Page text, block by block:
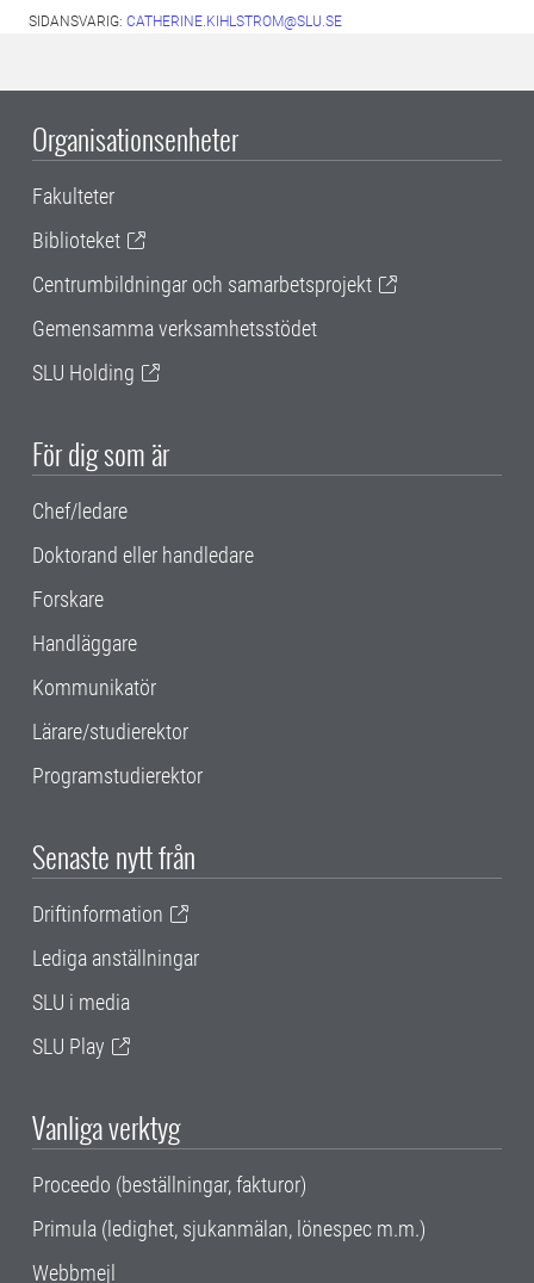
SIDANSVARIG: CATHERINE.KIHLSTROM@SLU.SE
Organisationsenheter
Fakulteter
Biblioteket
Centrumbildningar och samarbetsprojekt
Gemensamma verksamhetsstödet
SLU Holding
För dig som är
Chef/ledare
Doktorand eller handledare
Forskare
Handläggare
Kommunikatör
Lärare/studierektor
Programstudierektor
Senaste nytt från
Driftinformation
Lediga anställningar
SLU i media
SLU Play
Vanliga verktyg
Proceedo (beställningar, fakturor)
Primula (ledighet, sjukanmälan, lönespec m.m.)
Webbmejl